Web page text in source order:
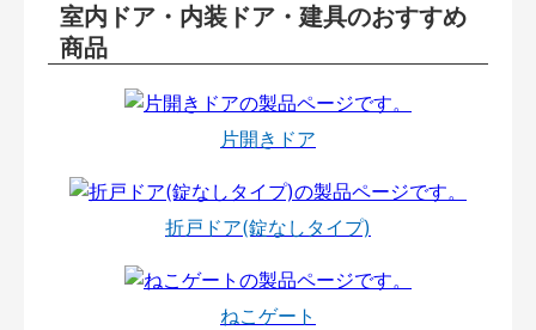
室内ドア・内装ドア・建具のおすすめ
商品
片開きドア
折戸ドア(錠なしタイプ)
ねこゲート